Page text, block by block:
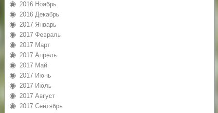
2016 Ноябрь
2016 Декабрь
2017 Январь
2017 Февраль
2017 Март
2017 Апрель
2017 Май
2017 Июнь
2017 Июль
2017 Август
2017 Сентябрь